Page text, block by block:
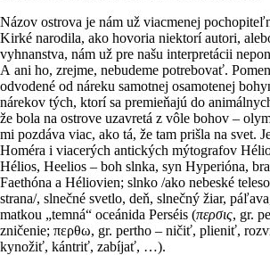
Názov ostrova je nám už viacmenej
Kirké narodila, ako hovoria niektorí autori,
vyhnanstva, nám už pre našu interpretácii
A ani ho, zrejme, nebudeme potrebovať.
odvodené od náreku samotnej osamotenej
nárekov tých, ktorí sa premieňajú do
že bola na ostrove uzavretá z vôle bohov –
mi pozdáva viac, ako tá, že tam prišla na svet.
Homéra i viacerých antických mýtografov
Hélios, Heelios – boh slnka, syn Hyperióna,
Faethóna a Héliovien; slnko /ako nebeské
strana/, slnečné svetlo, deň, slnečný žiar,
matkou „temná“ oceánida Perséis (περσις, gr.
zničenie; περθω, gr. pertho – ničiť, plieniť,
kynožiť, kántriť, zabíjať, …).